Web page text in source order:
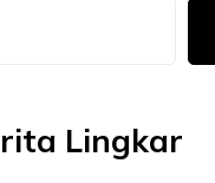
Lingkar